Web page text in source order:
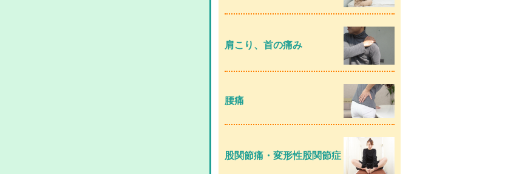
肩こり、首の痛み
腰痛
股関節痛・変形性股関節症